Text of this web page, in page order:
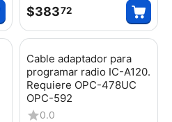
$38372
Cable adaptador para
programar radio IC-A120.
Requiere OPC-478UC
OPC-592
0.0